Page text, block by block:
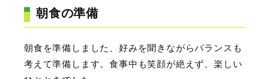
朝食の準備
朝食を準備しました、好みを聞きながらバランスも
考えて準備します。食事中も笑顔が絶えず、楽しい